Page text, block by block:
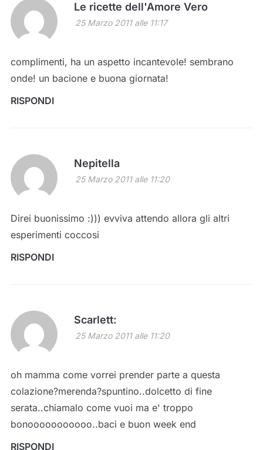
Le ricette dell'Amore Vero
25 Marzo 2011 alle 11:17
complimenti, ha un aspetto incantevole! sembrano
onde! un bacione e buona giornata!
RISPONDI
Nepitella
25 Marzo 2011 alle 11:20
Direi buonissimo :))) evviva attendo allora gli altri
esperimenti coccosi
RISPONDI
Scarlett:
25 Marzo 2011 alle 11:20
oh mamma come vorrei prender parte a questa
colazione?merenda?spuntino..dolcetto di fine
serata..chiamalo come vuoi ma e' troppo
bonooooooooooo..baci e buon week end
RISPONDI